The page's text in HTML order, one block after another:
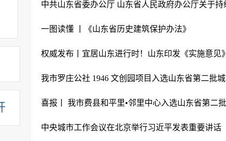
一图读懂 丨《山东省历史建筑保护办法》
中央城市工作会议在北京举行习近平发表重要讲话